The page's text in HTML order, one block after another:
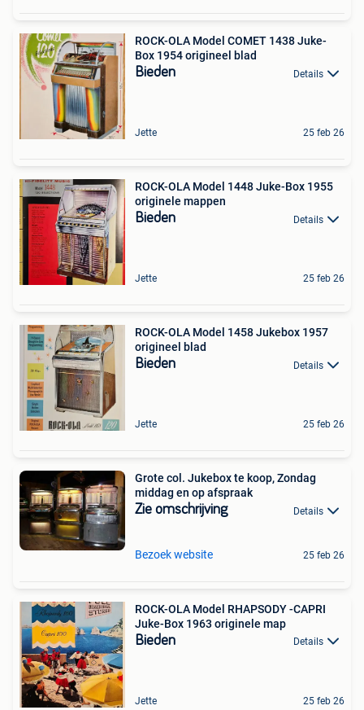
ROCK-OLA Model COMET 1438 Juke-
Box 1954 origineel blad
Bieden Details
Jette 25 feb 26
ROCK-OLA Model 1448 Juke-Box 1955
originele mappen
Bieden Details
Jette 25 feb 26
ROCK-OLA Model 1458 Jukebox 1957
origineel blad
Bieden Details
Jette 25 feb 26
Grote col. Jukebox te koop, Zondag
middag en op afspraak
Zie omschrijving Details
Bezoek website 25 feb 26
ROCK-OLA Model RHAPSODY -CAPRI
Juke-Box 1963 originele map
Bieden Details
Jette 25 feb 26